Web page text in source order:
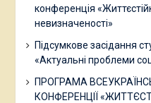
конференція
невизначеності»
Підсумкове засідання
«Актуальні проблеми
ПРОГРАМА
КОНФЕРЕНЦІЇ